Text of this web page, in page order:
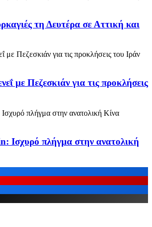
τη Δευτέρα σε Αττική και
με Πεζεσκιάν για τις προκλήσεις
Ισχυρό πλήγμα στην ανατολική